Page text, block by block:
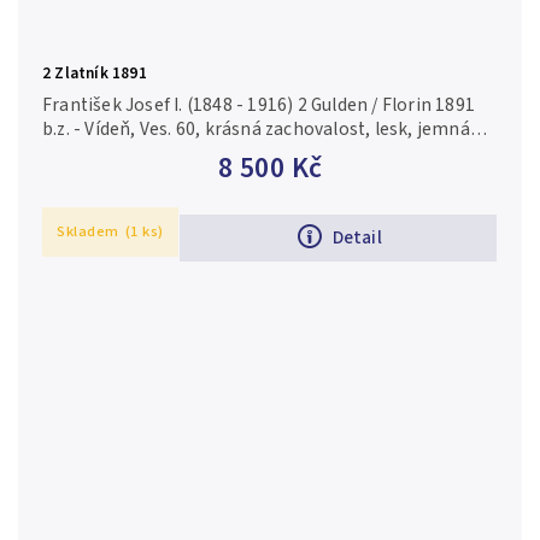
2 Zlatník 1891
8 500 Kč
Detail
František Josef I. (1848 - 1916) 2 Gulden / Florin 1891
b.z. - Vídeň, Ves. 60, krásná zachovalost, lesk, jemná
patina, rysky a zcela nep. hr.
Skladem (1 ks)